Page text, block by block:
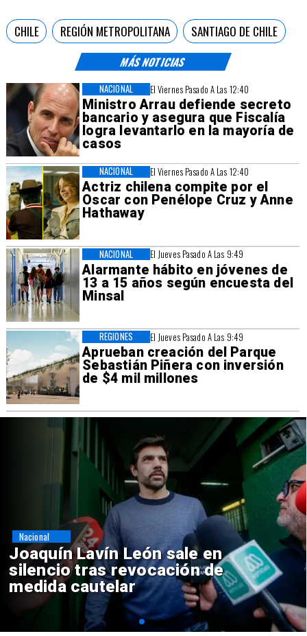
MÁS NOTICIAS
El Viernes Pasado A Las 12:40
Ministro Arrau defiende secreto
bancario y asegura que Fiscalía
logra levantarlo en la mayoría de
casos
NACIONAL
El Viernes Pasado A Las 12:40
Actriz chilena compite por el
Oscar con Penélope Cruz y Anne
Hathaway
NACIONAL
El Jueves Pasado A Las 9:49
Alarmante hábito en jóvenes de
13 a 15 años según encuesta del
Minsal
NACIONAL
El Jueves Pasado A Las 9:49
Aprueban creación del Parque
Sebastián Piñera con inversión
de $4 mil millones
REGIONES
CHILE REGIÓN METROPOLITANA SANTIAGO DE CHILE
Chile y Venezuela formalizan
reinicio de relaciones
consulares
Nacional